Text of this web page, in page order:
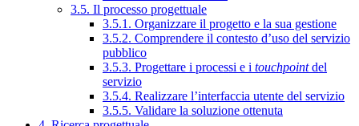
3.5. Il processo progettuale
3.5.1. Organizzare il progetto e la sua gestione
3.5.2. Comprendere il contesto d’uso del servizio
pubblico
3.5.3. Progettare i processi e i touchpointdel
servizio
3.5.4. Realizzare l’interfaccia utente del servizio
3.5.5. Validare la soluzione ottenuta